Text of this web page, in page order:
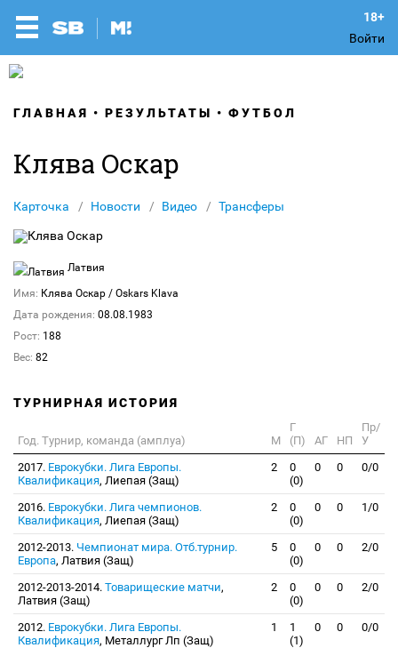
Войти
ГЛАВНАЯ РЕЗУЛЬТАТЫ ФУТБОЛ
Клява Оскар
Карточка Новости Видео Трансферы
Латвия
Имя: Клява Оскар / Oskars Klava
Дата рождения: 08.08.1983
Рост: 188
Вес: 82
ТУРНИРНАЯ ИСТОРИЯ
Год. Турнир, команда (амплуа) М
Г
(П)
АГ НП
Пр/
У
2017. Еврокубки. Лига Европы.
Квалификация, Лиепая (Защ)
2
0
(0)
0 0 0/0
2016. Еврокубки. Лига чемпионов.
Квалификация, Лиепая (Защ)
2
0
(0)
0 0 1/0
2012-2013. Чемпионат мира. Отб.турнир.
Европа, Латвия (Защ)
5
0
(0)
0 0 2/0
2012-2013-2014. Товарищеские матчи,
Латвия (Защ)
2
0
(0)
0 0 2/0
2012. Еврокубки. Лига Европы.
Квалификация, Металлург Лп (Защ)
1
1
(1)
0 0 0/0